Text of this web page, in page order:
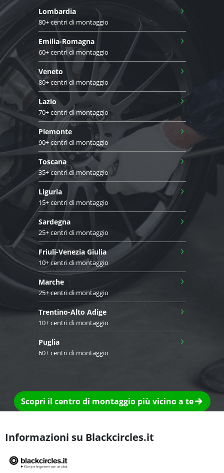
Lombardia
80+ centri di montaggio
›
Emilia-Romagna
60+ centri di montaggio
›
Veneto
80+ centri di montaggio
›
Lazio
70+ centri di montaggio
›
Piemonte
90+ centri di montaggio
›
Toscana
35+ centri di montaggio
›
Liguria
15+ centri di montaggio
›
Sardegna
25+ centri di montaggio
›
Friuli-Venezia Giulia
10+ centri di montaggio
›
Marche
25+ centri di montaggio
›
Trentino-Alto Adige
10+ centri di montaggio
›
Puglia
60+ centri di montaggio
›
Scopri il centro di montaggio più vicino a te
Informazioni su Blackcircles.it